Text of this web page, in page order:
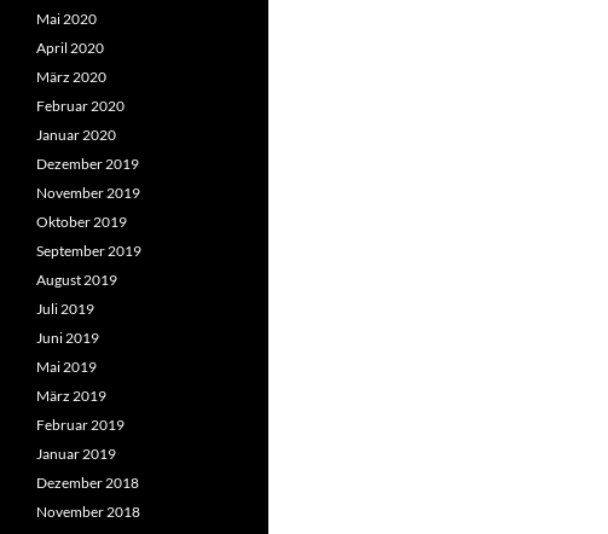
Mai 2020
April 2020
März 2020
Februar 2020
Januar 2020
Dezember 2019
November 2019
Oktober 2019
September 2019
August 2019
Juli 2019
Juni 2019
Mai 2019
März 2019
Februar 2019
Januar 2019
Dezember 2018
November 2018